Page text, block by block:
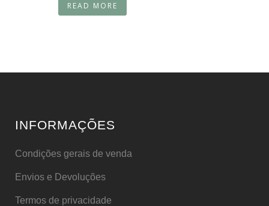
READ MORE
INFORMAÇÕES
Condições gerais de venda
Envios e Devoluções
Termos de privacidade